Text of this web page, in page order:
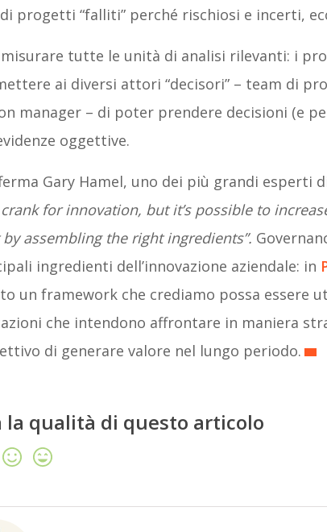
progetti “falliti” perché rischiosi e incerti,
misurare tutte le unità di analisi rilevanti: i
ai diversi attori “decisori” – team di
manager – di poter prendere decisioni (e
oggettive.
Gary Hamel, uno dei più grandi esperti
for innovation, but it’s possible to
assembling the right ingredients”.
ingredienti dell’innovazione aziendale: in
un framework che crediamo possa essere
che intendono affrontare in maniera
di generare valore nel lungo periodo.
la qualità di questo articolo